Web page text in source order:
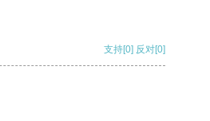
支持[0] 反对[0]